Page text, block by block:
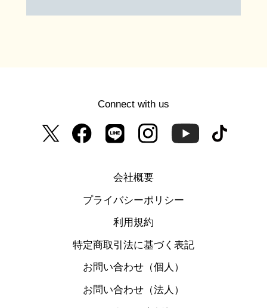
Connect with us
会社概要
プライバシーポリシー
利用規約
特定商取引法に基づく表記
お問い合わせ（個人）
お問い合わせ（法人）